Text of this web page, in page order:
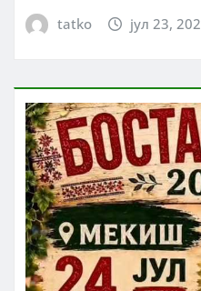
tatko јул 23,